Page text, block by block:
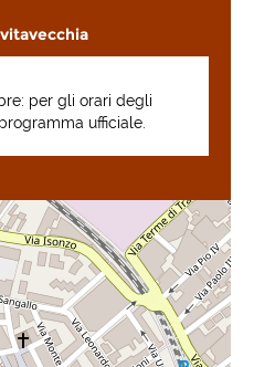
per gli orari degli
ufficiale.